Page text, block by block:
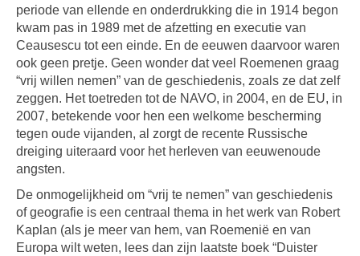
periode van ellende en onderdrukking die in 1914 begon
kwam pas in 1989 met de afzetting en executie van
Ceausescu tot een einde. En de eeuwen daarvoor waren
ook geen pretje. Geen wonder dat veel Roemenen graag
“vrij willen nemen” van de geschiedenis, zoals ze dat zelf
zeggen. Het toetreden tot de NAVO, in 2004, en de EU, in
2007, betekende voor hen een welkome bescherming
tegen oude vijanden, al zorgt de recente Russische
dreiging uiteraard voor het herleven van eeuwenoude
angsten.
De onmogelijkheid om “vrij te nemen” van geschiedenis
of geografie is een centraal thema in het werk van Robert
Kaplan (als je meer van hem, van Roemenië en van
Europa wilt weten, lees dan zijn laatste boek “Duister